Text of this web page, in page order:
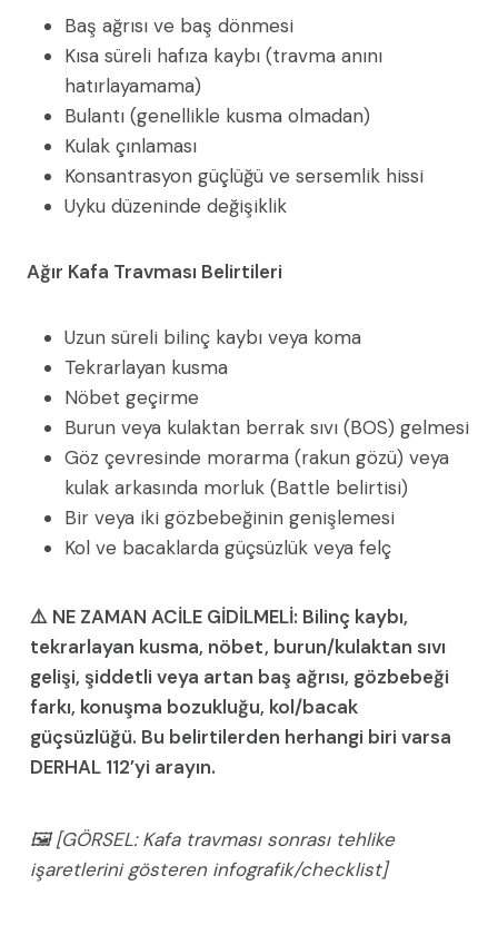
Baş ağrısı ve baş dönmesi
Kısa süreli hafıza kaybı (travma anını
hatırlayamama)
Bulantı (genellikle kusma olmadan)
Kulak çınlaması
Konsantrasyon güçlüğü ve sersemlik hissi
Uyku düzeninde değişiklik
Ağır Kafa Travması Belirtileri
Uzun süreli bilinç kaybı veya koma
Tekrarlayan kusma
Nöbet geçirme
Burun veya kulaktan berrak sıvı (BOS) gelmesi
Göz çevresinde morarma (rakun gözü) veya
kulak arkasında morluk (Battle belirtisi)
Bir veya iki gözbebeğinin genişlemesi
Kol ve bacaklarda güçsüzlük veya felç
⚠️ NE ZAMAN ACİLE GİDİLMELİ: Bilinç kaybı,
tekrarlayan kusma, nöbet, burun/kulaktan sıvı
gelişi, şiddetli veya artan baş ağrısı, gözbebeği
farkı, konuşma bozukluğu, kol/bacak
güçsüzlüğü. Bu belirtilerden herhangi biri varsa
DERHAL 112’yi arayın.
🖼️ [GÖRSEL: Kafa travması sonrası tehlike
işaretlerini gösteren infografik/checklist]